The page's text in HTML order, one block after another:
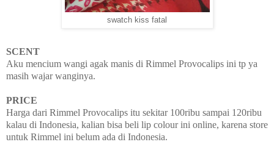
swatch kiss fatal
SCENT
Aku mencium wangi agak manis di Rimmel Provocalips ini tp ya
masih wajar wanginya.
PRICE
Harga dari Rimmel Provocalips itu sekitar 100ribu sampai 120ribu
kalau di Indonesia, kalian bisa beli lip colour ini online, karena store
untuk Rimmel ini belum ada di Indonesia.